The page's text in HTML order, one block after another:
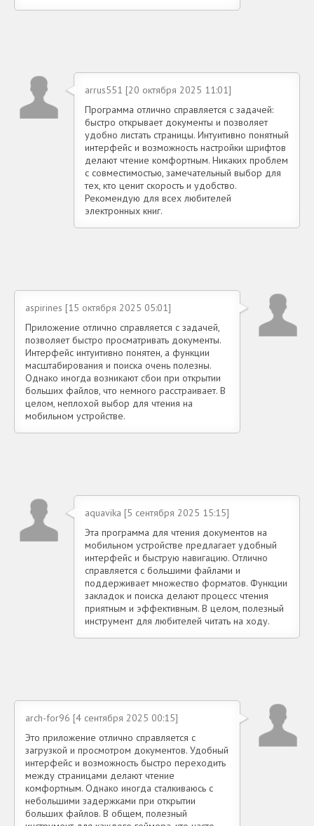
arrus551 [20 октября 2025 11:01]
Программа отлично справляется с задачей:
быстро открывает документы и позволяет
удобно листать страницы. Интуитивно понятный
интерфейс и возможность настройки шрифтов
делают чтение комфортным. Никаких проблем
с совместимостью, замечательный выбор для
тех, кто ценит скорость и удобство.
Рекомендую для всех любителей
электронных книг.
aspirines [15 октября 2025 05:01]
Приложение отлично справляется с задачей,
позволяет быстро просматривать документы.
Интерфейс интуитивно понятен, а функции
масштабирования и поиска очень полезны.
Однако иногда возникают сбои при открытии
больших файлов, что немного расстраивает. В
целом, неплохой выбор для чтения на
мобильном устройстве.
aquavika [5 сентября 2025 15:15]
Эта программа для чтения документов на
мобильном устройстве предлагает удобный
интерфейс и быструю навигацию. Отлично
справляется с большими файлами и
поддерживает множество форматов. Функции
закладок и поиска делают процесс чтения
приятным и эффективным. В целом, полезный
инструмент для любителей читать на ходу.
arch-for96 [4 сентября 2025 00:15]
Это приложение отлично справляется с
загрузкой и просмотром документов. Удобный
интерфейс и возможность быстро переходить
между страницами делают чтение
комфортным. Однако иногда сталкиваюсь с
небольшими задержками при открытии
больших файлов. В общем, полезный